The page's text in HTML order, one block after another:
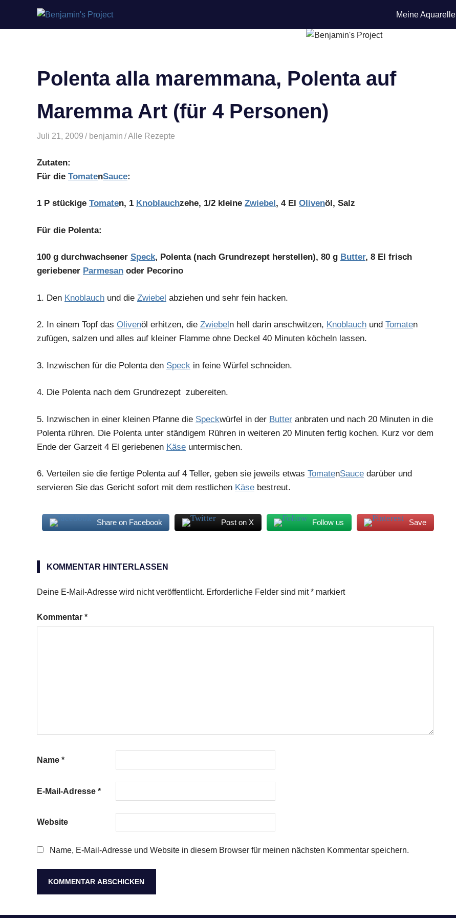
Meine Aquarelle
Polenta alla maremmana, Polenta auf
Maremma Art (für 4 Personen)
Juli 21, 2009 benjamin Alle Rezepte
Zutaten:
Für die TomatenSauce:
1 P stückige Tomaten, 1 Knoblauchzehe, 1/2 kleine Zwiebel, 4 El Olivenöl, Salz
Für die Polenta:
100 g durchwachsener Speck, Polenta (nach Grundrezept herstellen), 80 g Butter, 8 El frisch
geriebener Parmesan oder Pecorino
1. Den Knoblauch und die Zwiebel abziehen und sehr fein hacken.
2. In einem Topf das Olivenöl erhitzen, die Zwiebeln hell darin anschwitzen, Knoblauch und Tomaten
zufügen, salzen und alles auf kleiner Flamme ohne Deckel 40 Minuten köcheln lassen.
3. Inzwischen für die Polenta den Speck in feine Würfel schneiden.
4. Die Polenta nach dem Grundrezept zubereiten.
5. Inzwischen in einer kleinen Pfanne die Speckwürfel in der Butter anbraten und nach 20 Minuten in die
Polenta rühren. Die Polenta unter ständigem Rühren in weiteren 20 Minuten fertig kochen. Kurz vor dem
Ende der Garzeit 4 El geriebenen Käse untermischen.
6. Verteilen sie die fertige Polenta auf 4 Teller, geben sie jeweils etwas TomatenSauce darüber und
servieren Sie das Gericht sofort mit dem restlichen Käse bestreut.
Share on Facebook Post on X Follow us Save
Polenta
Tomaten
KOMMENTAR HINTERLASSEN
Deine E-Mail-Adresse wird nicht veröffentlicht. Erforderliche Felder sind mit* markiert
Kommentar *
Name *
E-Mail-Adresse *
Website
Name, E-Mail-Adresse und Website in diesem Browser für meinen nächsten Kommentar speichern.